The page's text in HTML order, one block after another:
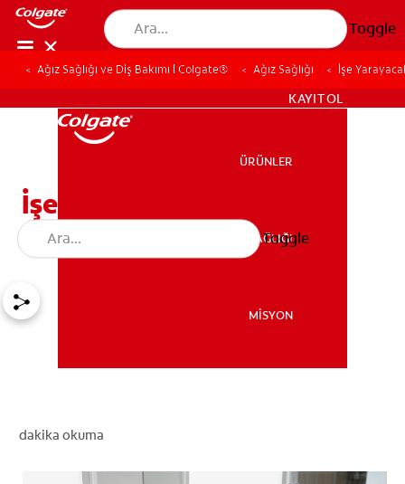
Toggle
MİSYON
KAYIT OL
ÜRÜNLER
AĞIZ SAĞLIĞI
MİSYON
Toggle
Ağız Sağlığı ve Diş Bakımı | Colgate® Ağız Sağlığı İşe
İşe Yarayacak 3 Diş
Fırçalama Tekniği
dakika okuma